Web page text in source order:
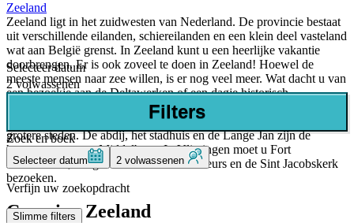
Zeeland
Zeeland ligt in het zuidwesten van Nederland. De provincie bestaat
uit verschillende eilanden, schiereilanden en een klein deel vasteland
wat aan België grenst. In Zeeland kunt u een heerlijke vakantie
doorbrengen. Er is ook zoveel te doen in Zeeland! Hoewel de
meeste mensen naar zee willen, is er nog veel meer. Wat dacht u van
een bezoekje aan de Deltawerken of een dagje historisch
Middelburg? Ook Veere en Zierikzee zijn zeker de moeite waard.
De belangrijkste bezienswaardigheden bevinden zich vooral in de
grotere steden. De abdij, het stadhuis en de Lange Jan zijn de
hoogtepunten van Middelburg. In Vlissingen moet u Fort
Rammekens, het gebouw van de oude beurs en de Sint Jacobskerk
bezoeken.
Camping Zeeland
Selecteer datum
2 volwassenen
Filters
Zoek en boek
Selecteer datum 2 volwassenen
Verfijn uw zoekopdracht
Slimme filters